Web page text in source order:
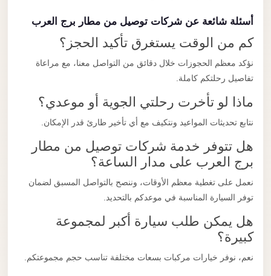
أسئلة شائعة عن شركات توصيل من مطار برج العرب
كم من الوقت يستغرق تأكيد الحجز؟
نؤكد معظم الحجوزات خلال دقائق من التواصل معنا، مع مراعاة
تفاصيل رحلتكم كاملة.
ماذا لو تأخرت رحلتي الجوية أو موعدي؟
نتابع تحديثات المواعيد ونتكيف مع أي تأخير طارئ قدر الإمكان.
هل تتوفر خدمة شركات توصيل من مطار
برج العرب على مدار الساعة؟
نعمل على تغطية معظم الأوقات، وننصح بالتواصل المسبق لضمان
توفر السيارة المناسبة في موعدكم بالتحديد.
هل يمكن طلب سيارة أكبر لمجموعة
كبيرة؟
نعم، نوفر خيارات مركبات بسعات مختلفة تناسب حجم مجموعتكم.